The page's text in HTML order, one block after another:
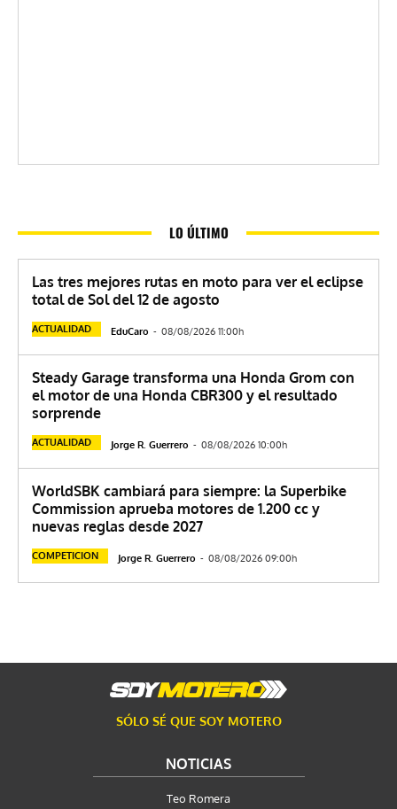
LO ÚLTIMO
Las tres mejores rutas en moto para ver el eclipse
total de Sol del 12 de agosto
ACTUALIDAD EduCaro - 08/08/2026 11:00h
Steady Garage transforma una Honda Grom con
el motor de una Honda CBR300 y el resultado
sorprende
ACTUALIDAD Jorge R. Guerrero - 08/08/2026 10:00h
WorldSBK cambiará para siempre: la Superbike
Commission aprueba motores de 1.200 cc y
nuevas reglas desde 2027
COMPETICION Jorge R. Guerrero - 08/08/2026 09:00h
SÓLO SÉ QUE SOY MOTERO
NOTICIAS
Teo Romera